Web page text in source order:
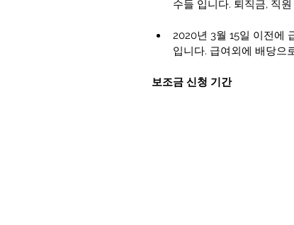
수들 입니다. 퇴직금, 직
2020년 3월 15일 이전에
입니다. 급여외에 배당으
보조금 신청 기간